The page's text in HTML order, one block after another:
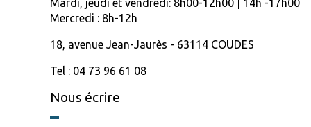
Mercredi : 8h-12h
18, avenue Jean-Jaurès - 63114 COUDES
Tel : 04 73 96 61 08
Nous écrire